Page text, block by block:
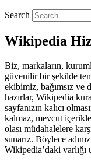
Search
Wikipedia
Biz, markaların,
güvenilir bir şekilde
ekibimiz, bağımsız
hazırlar, Wikipedia
sayfanızın kalıcı
kalmaz, mevcut
olası müdahalelere
sunarız. Böylece
Wikipedia’daki